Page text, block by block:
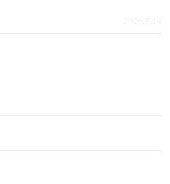
2026.7.14